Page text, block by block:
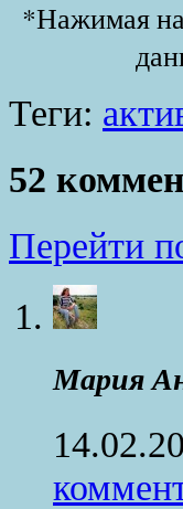
*Нажимая на
Теги:
52
Перейти
Мария